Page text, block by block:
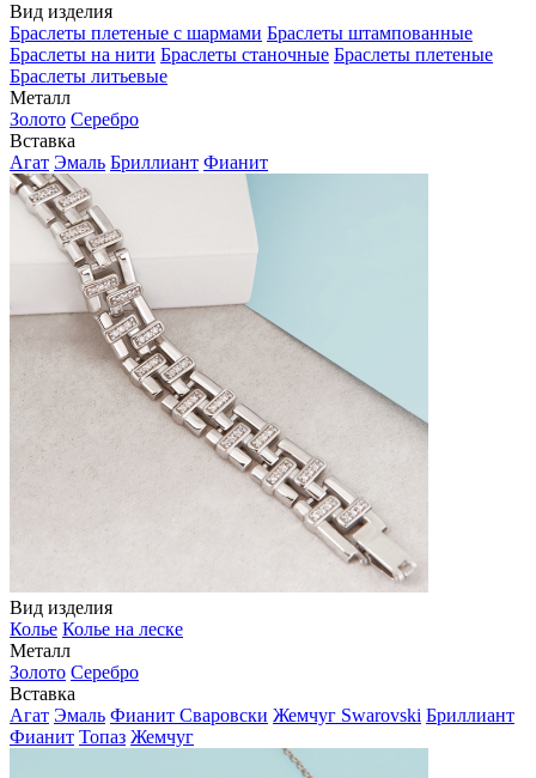
Вид изделия
Браслеты плетеные с шармами Браслеты штампованные
Браслеты на нити Браслеты станочные Браслеты плетеные
Браслеты литьевые
Металл
Золото Серебро
Вставка
Агат Эмаль Бриллиант Фианит
Вид изделия
Колье Колье на леске
Металл
Золото Серебро
Вставка
Агат Эмаль Фианит Сваровски Жемчуг Swarovski Бриллиант
Фианит Топаз Жемчуг